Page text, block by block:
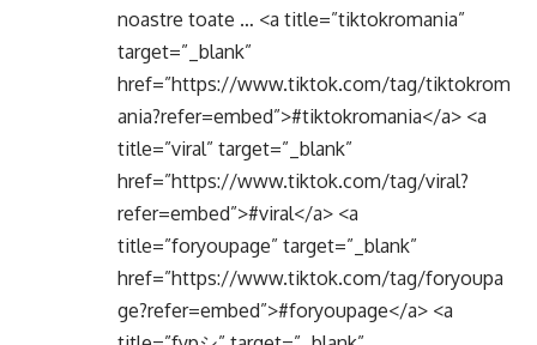
noastre toate … <a title=”tiktokromania”
target=”_blank”
href=”https://www.tiktok.com/tag/tiktokrom
ania?refer=embed”>#tiktokromania</a> <a
title=”viral” target=”_blank”
href=”https://www.tiktok.com/tag/viral?
refer=embed”>#viral</a> <a
title=”foryoupage” target=”_blank”
href=”https://www.tiktok.com/tag/foryoupa
ge?refer=embed”>#foryoupage</a> <a